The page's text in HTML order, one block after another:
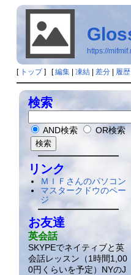
https://
[ トップ] [編集| 凍結| 差分| 履歴|
検索
AND検索 OR検索
リンク
ＭＩＦさんのパソコン
マスタークドウのペー
ジ
お友達
英会話
SKYPEでネイティブと英
会話レッスン（1時間1,00
0円くらいを予定）NYのJ